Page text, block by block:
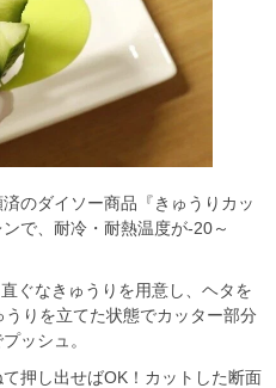
のダイソー商品『きゅうりカッ
で、耐冷・耐熱温度が‐20～
ぐなきゅうりを用意し、ヘタを
りを立てた状態でカッター部分
ッシュ。
押し出せばOK！カットした断面